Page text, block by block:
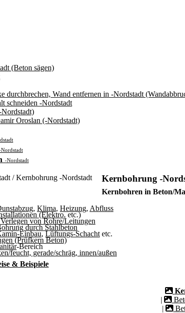
Nordstadt
-Nordstadt
Kernbohrung -
Kernbohren in Beton/
, Klima, Heizung, Abfluss
(Elektro, etc.)
von Rohre/Leitungen
durch Stahlbeton
Einbau,Lüftungs-Schacht etc.
(Prüfkern Beton)
-Bereich
feucht, gerade/schräg, innen/außen
& Beispiele
|
|